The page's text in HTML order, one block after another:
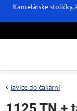
Kancelárske
lavice do čakární